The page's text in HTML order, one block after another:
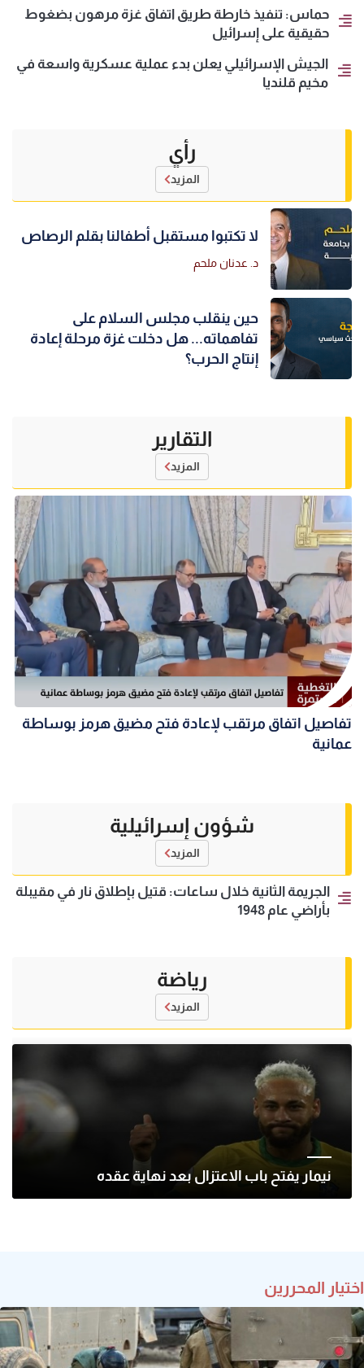
حماس: تنفيذ خارطة طريق اتفاق غزة مرهون بضغوط
حقيقية على إسرائيل
الجيش الإسرائيلي يعلن بدء عملية عسكرية واسعة في
مخيم قلنديا
رأي
المزيد
لا تكتبوا مستقبل أطفالنا بقلم الرصاص
د. عدنان ملحم
حين ينقلب مجلس السلام على
تفاهماته... هل دخلت غزة مرحلة إعادة
إنتاج الحرب؟
التقارير
المزيد
تفاصيل اتفاق مرتقب لإعادة فتح مضيق هرمز بوساطة
عمانية
شؤون إسرائيلية
المزيد
الجريمة الثانية خلال ساعات: قتيل بإطلاق نار في مقيبلة
بأراضي عام 1948
رياضة
المزيد
نيمار يفتح باب الاعتزال بعد نهاية عقده
اختيار المحررين